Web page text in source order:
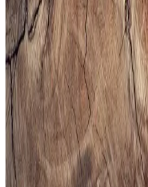
Erkekler İçin Uygun
Trendler Hakkında
Erkek spor çantası seçerken
gibi önemli faktörlere dikkat
tarzınızı ve fonksiyonelliği bir
Erkek Siyah Spor
Bir Arada Yakalayın
Modern erkekler için tasarlanan
şıklığı bir arada sunar. Çok
stilinizi güçlendirin.